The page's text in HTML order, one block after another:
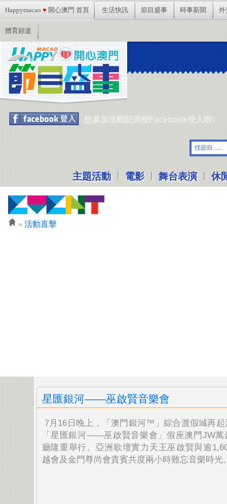
Happymacao ♥ 開心澳門 首頁 生活快訊 節目盛事 時事新聞 外
體育頻道
想參加活動記得按Facebook登入啦!
主題活動 | 電影 | 舞台表演 | 休
» 活動直擊
星匯銀河——巫啟賢音樂會
7月16日晚上，「澳門銀河™」 綜合渡假城再
「星匯銀河——巫啟賢音樂會」假座澳門 JW萬
廳隆重舉行。亞洲歌壇實力天王巫啟賢與逾1,
越會及金門尊尚會貴賓共度兩小時難忘音樂時光